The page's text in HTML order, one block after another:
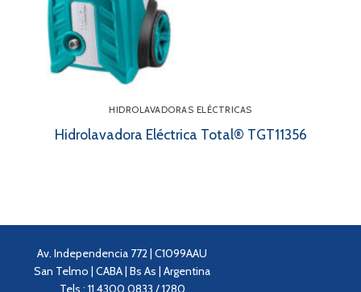
HIDROLAVADORAS ELÉCTRICAS
Hidrolavadora Eléctrica Total® TGT11356
Av. Independencia 772 | C1099AAU
San Telmo | CABA | Bs As | Argentina
Tels.: 11 4300 0833 / 1280